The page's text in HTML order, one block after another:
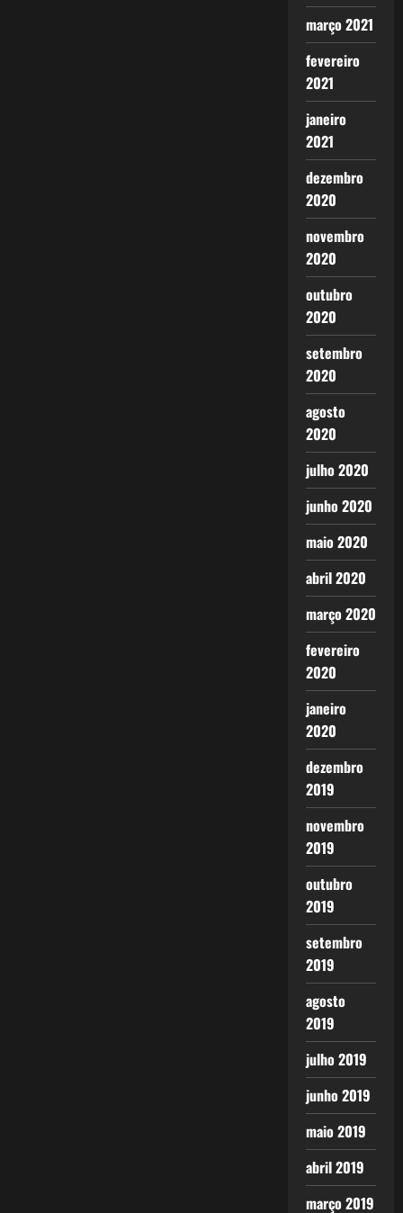
março 2021
fevereiro
2021
janeiro
2021
dezembro
2020
novembro
2020
outubro
2020
setembro
2020
agosto
2020
julho 2020
junho 2020
maio 2020
abril 2020
março 2020
fevereiro
2020
janeiro
2020
dezembro
2019
novembro
2019
outubro
2019
setembro
2019
agosto
2019
julho 2019
junho 2019
maio 2019
abril 2019
março 2019